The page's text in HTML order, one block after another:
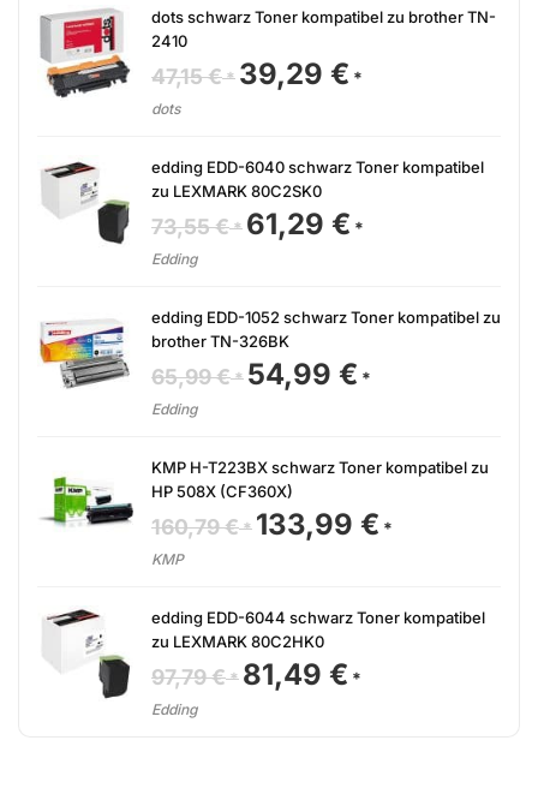
dots schwarz Toner kompatibel zu brother TN-
2410
47,15€
Ursprünglicher
Preis
39,29 €
dots
edding EDD-6040 schwarz Toner kompatibel
zu LEXMARK 80C2SK0
73,55€
Ursprünglicher
Preis
61,29 €
Edding
edding EDD-1052 schwarz Toner kompatibel zu
brother TN-326BK
65,99€
Ursprünglicher
Preis
54,99 €
Edding
KMP H-T223BX schwarz Toner kompatibel zu
HP 508X (CF360X)
160,79€
Ursprünglicher
Preis
133,99 €
KMP
edding EDD-6044 schwarz Toner kompatibel
zu LEXMARK 80C2HK0
97,79€
Ursprünglicher
Preis
81,49 €
Edding